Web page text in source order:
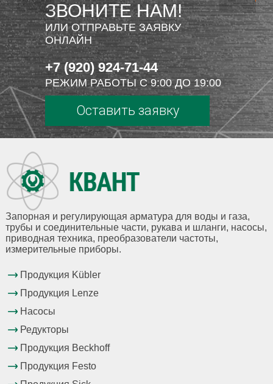
ЗВОНИТЕ НАМ!
ИЛИ ОТПРАВЬТЕ ЗАЯВКУ
ОНЛАЙН
+7 (920) 924-71-44
РЕЖИМ РАБОТЫ С 9:00 ДО 19:00
Оставить заявку
Запорная и регулирующая арматура для воды и газа,
трубы и соединительные части, рукава и шланги, насосы,
приводная техника, преобразователи частоты,
измерительные приборы.
Продукция Kübler
Продукция Lenze
Насосы
Редукторы
Продукция Beckhoff
Продукция Festo